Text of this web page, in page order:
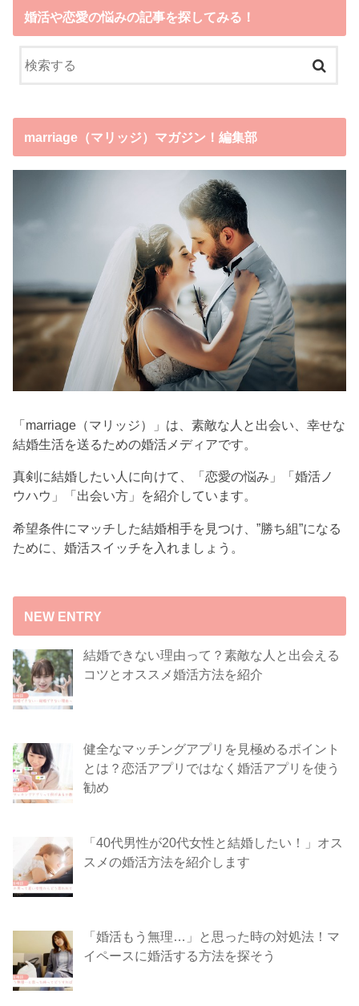
婚活や恋愛の悩みの記事を探してみる！
marriage（マリッジ）マガジン！編集部
「marriage（マリッジ）」は、素敵な人と出会い、幸せな
結婚生活を送るための婚活メディアです。
真剣に結婚したい人に向けて、「恋愛の悩み」「婚活ノ
ウハウ」「出会い方」を紹介しています。
希望条件にマッチした結婚相手を見つけ、”勝ち組”になる
ために、婚活スイッチを入れましょう。
NEW ENTRY
結婚できない理由って？素敵な人と出会える
コツとオススメ婚活方法を紹介
健全なマッチングアプリを見極めるポイント
とは？恋活アプリではなく婚活アプリを使う
勧め
「40代男性が20代女性と結婚したい！」オス
スメの婚活方法を紹介します
「婚活もう無理…」と思った時の対処法！マ
イペースに婚活する方法を探そう